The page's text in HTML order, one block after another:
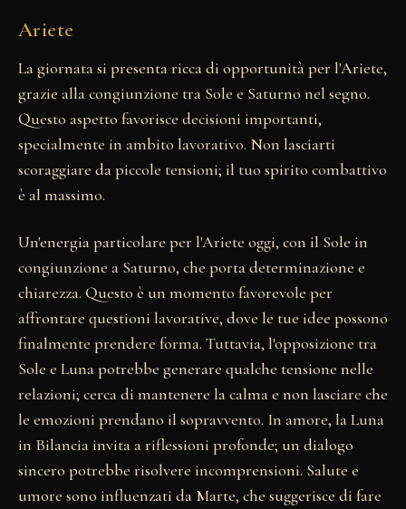
Ariete
La giornata si presenta ricca di opportunità per l'Ariete,
grazie alla congiunzione tra Sole e Saturno nel segno.
Questo aspetto favorisce decisioni importanti,
specialmente in ambito lavorativo. Non lasciarti
scoraggiare da piccole tensioni; il tuo spirito combattivo
è al massimo.
Un'energia particolare per l'Ariete oggi, con il Sole in
congiunzione a Saturno, che porta determinazione e
chiarezza. Questo è un momento favorevole per
affrontare questioni lavorative, dove le tue idee possono
finalmente prendere forma. Tuttavia, l'opposizione tra
Sole e Luna potrebbe generare qualche tensione nelle
relazioni; cerca di mantenere la calma e non lasciare che
le emozioni prendano il sopravvento. In amore, la Luna
in Bilancia invita a riflessioni profonde; un dialogo
sincero potrebbe risolvere incomprensioni. Salute e
umore sono influenzati da Marte, che suggerisce di fare